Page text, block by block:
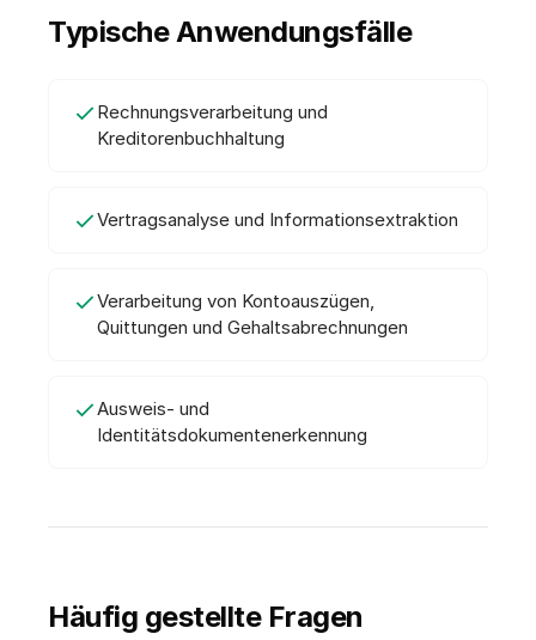
Typische Anwendungsfälle
Rechnungsverarbeitung und
Kreditorenbuchhaltung
Vertragsanalyse und Informationsextraktion
Verarbeitung von Kontoauszügen,
Quittungen und Gehaltsabrechnungen
Ausweis- und
Identitätsdokumentenerkennung
Häufig gestellte Fragen